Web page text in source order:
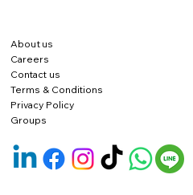
About us
Careers
Contact us
Terms & Conditions
Privacy Policy
Groups